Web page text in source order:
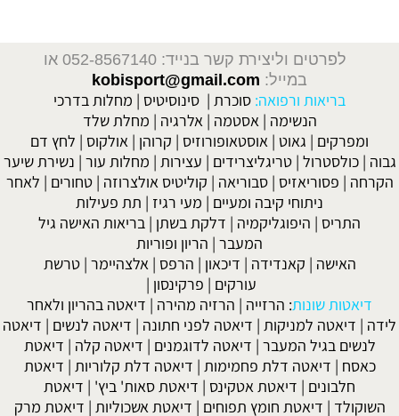
לפרטים וליצירת קשר בנייד: 052-8567140
או
במייל: kobisport@gmail.com
בריאות ורפואה: סוכרת | סינוסיטיס | מחלות בדרכי
הנשימה | אסטמה | אלרגיה | מחלת שלד
ומפרקים | גאוט | אוסטאופורוזיס | קרוהן | אולקוס | לחץ דם
גבוה |כולסטרול |טריגליצרידים | עצירות | מחלות עור | נשירת שיער
הקרחה | פסוריאזיס |סבוריאה | קוליטיס אולצרוזה |טחורים | לאחר
ניתוחי קיבה ומעיים | מעי רגיז | תת פעילות
התריס | היפוגליקמיה | דלקת בשתן | בריאות האישה גיל
המעבר | הריון ופוריות
האישה | קאנדידה | דיכאון | הרפס | אלצהיימר |טרשת
עורקים | פרקינסון |
דיאטות שונות: הרזייה | הרזיה מהירה | דיאטה בהריון ולאחר
לידה | דיאטה למניקות | דיאטה לפני חתונה | דיאטה לנשים | דיאטה
לנשים בגיל המעבר | דיאטה לדוגמנים | דיאטה קלה | דיאטת
כאסח | דיאטה דלת פחמימות | דיאטה דלת קלוריות | דיאטת
חלבונים | דיאטת אטקינס | דיאטת סאות' ביץ' | דיאטת
השוקולד | דיאטת חומץ תפוחים | דיאטת אשכוליות | דיאטת מרק